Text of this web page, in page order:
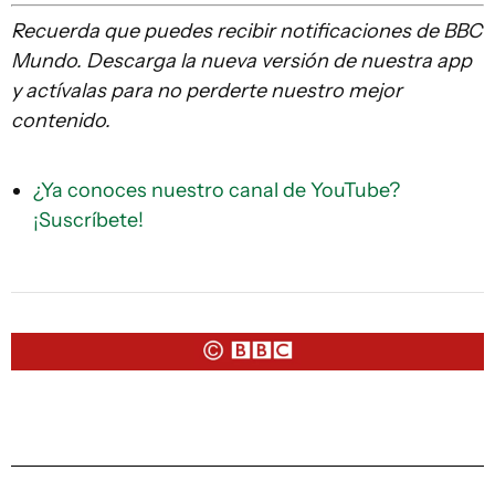
Recuerda quepuedes recibir notificaciones de BBC
Mundo. Descarga la nueva versión de nuestra app
y actívalas para no perderte nuestro mejor
contenido.
¿Ya conoces nuestro canal de YouTube?
¡Suscríbete!